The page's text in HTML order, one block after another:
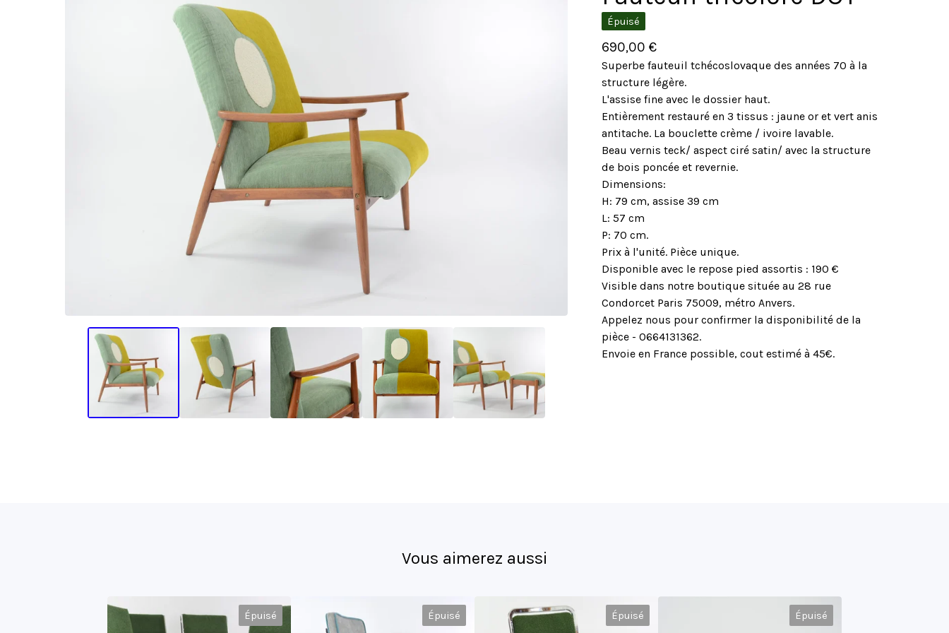
Épuisé
690,00 €
Superbe fauteuil tchécoslovaque des années 70 à la
structure légère.
L'assise fine avec le dossier haut.
Entièrement restauré en 3 tissus : jaune or et vert anis
antitache. La bouclette crème / ivoire lavable.
Beau vernis teck/ aspect ciré satin/ avec la structure
de bois poncée et revernie.
Dimensions:
H: 79 cm, assise 39 cm
L: 57 cm
P: 70 cm.
Prix à l'unité. Pièce unique.
Disponible avec le repose pied assortis : 190 €
Visible dans notre boutique située au 28 rue
Condorcet Paris 75009, métro Anvers.
Appelez nous pour confirmer la disponibilité de la
pièce - 0664131362.
Envoie en France possible, cout estimé à 45€.
Vous aimerez aussi
Épuisé Épuisé Épuisé Épuisé